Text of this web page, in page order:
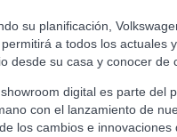
su planificación,
a todos los actuales
desde su casa y conocer de
digital es parte del
con el lanzamiento de
los cambios e